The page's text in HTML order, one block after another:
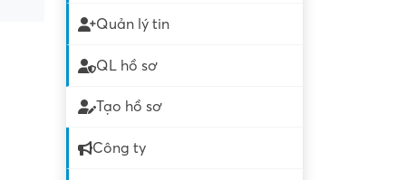
Quản lý tin
QL hồ sơ
Tạo hồ sơ
Công ty